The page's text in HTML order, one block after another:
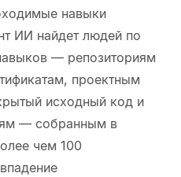
навыки
ИИ найдет людей по
— репозиториям
проектным
исходный код и
— собранным в
чем 100